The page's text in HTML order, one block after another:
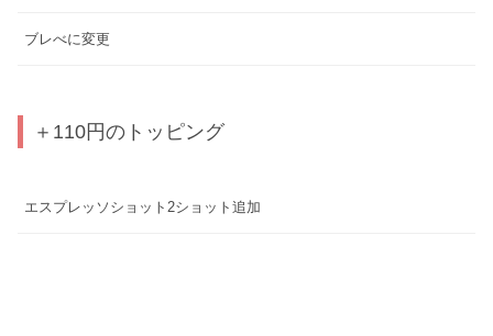
ブレべに変更
＋110円のトッピング
エスプレッソショット2ショット追加